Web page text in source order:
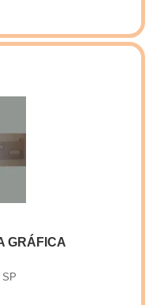
GRÁFICA